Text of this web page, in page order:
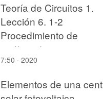
Teoría de Circuitos 1.
Lección 6. 1-2
Procedimiento de
análisis de circuitos en
AC
7:50 · 2020
Elementos de una